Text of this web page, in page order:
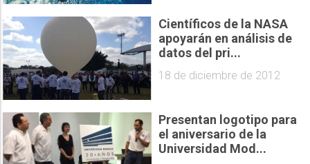
Científicos de la NASA
apoyarán en análisis de
datos del pri...
18 de diciembre de 2012
Presentan logotipo para
el aniversario de la
Universidad Mod...